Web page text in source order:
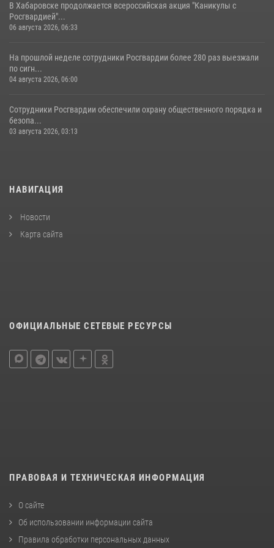
В Хабаровске продолжается всероссийская акция "Каникулы с
Росгвардией"...
06 августа 2026, 06:33
На прошлой неделе сотрудники Росгвардии более 280 раз выезжали
по сигн...
04 августа 2026, 06:00
Сотрудники Росгвардии обеспечили охрану общественного порядка и
безопа...
03 августа 2026, 03:13
НАВИГАЦИЯ
Новости
Карта сайта
ОФИЦИАЛЬНЫЕ СЕТЕВЫЕ РЕСУРСЫ
ПРАВОВАЯ И ТЕХНИЧЕСКАЯ ИНФОРМАЦИЯ
О сайте
Об использовании информации сайта
Правила обработки персональных данных